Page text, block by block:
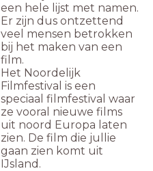
een hele lijst met namen.
Er zijn dus ontzettend
veel mensen betrokken
bij het maken van een
film.
Het Noordelijk
Filmfestival is een
speciaal filmfestival waar
ze vooral nieuwe films
uit noord Europa laten
zien. De film die jullie
gaan zien komt uit
IJsland.